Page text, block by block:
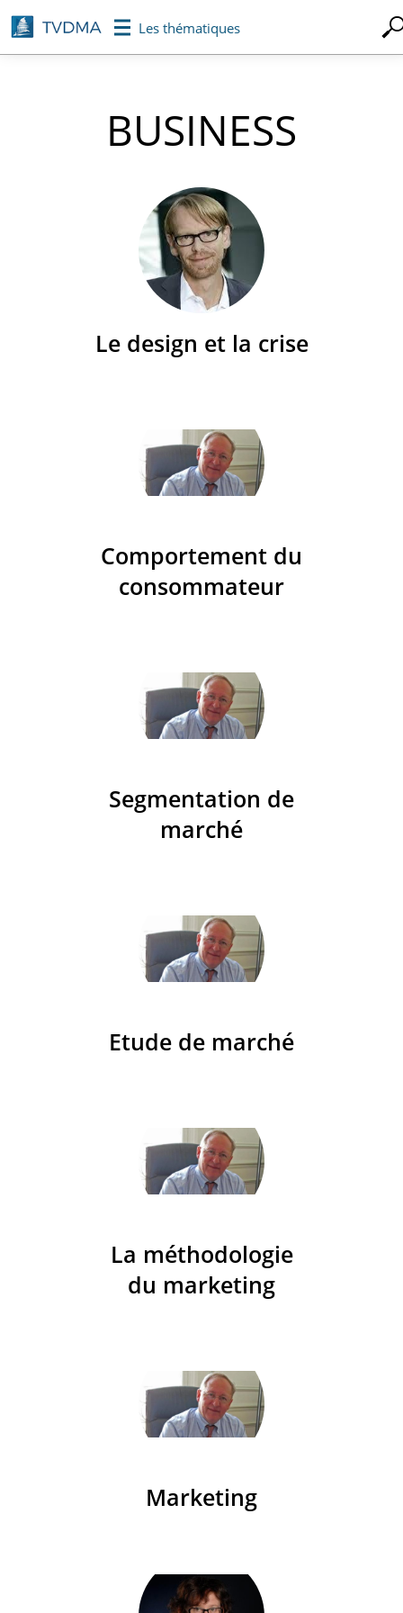
Aller
au
contenu
Les thématiques
BUSINESS
Le design et la crise
Comportement du
consommateur
Segmentation de
marché
Etude de marché
La méthodologie
du marketing
Marketing